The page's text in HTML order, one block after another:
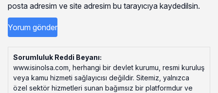
posta adresim ve site adresim bu tarayıcıya kaydedilsin.
Sorumluluk Reddi Beyanı:
www.isinolsa.com, herhangi bir devlet kurumu, resmi kuruluş
veya kamu hizmeti sağlayıcısı değildir. Sitemiz, yalnızca
özel sektör hizmetleri sunan bağımsız bir platformdur ve